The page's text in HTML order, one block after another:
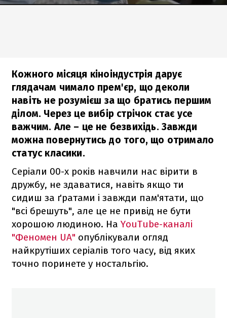
Кожного місяця кіноіндустрія дарує
глядачам чимало прем'єр, що деколи
навіть не розумієш за що братись першим
ділом. Через це вибір стрічок стає усе
важчим. Але – це не безвихідь. Завжди
можна повернутись до того, що отримало
статус класики.
Серіали 00-х років навчили нас вірити в
дружбу, не здаватися, навіть якщо ти
сидиш за ґратами і завжди пам'ятати, що
"всі брешуть", але це не привід не бути
хорошою людиною. На YouTube-каналі
"Феномен UA" опублікували огляд
найкрутіших серіалів того часу, від яких
точно поринете у ностальгію.